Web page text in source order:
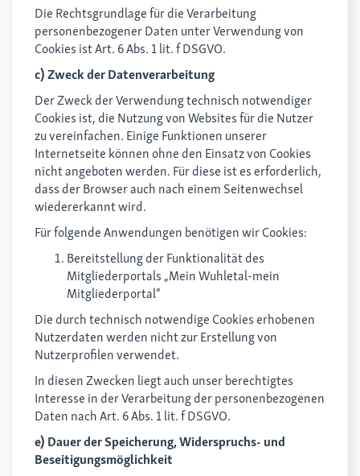
Die Rechtsgrundlage für die Verarbeitung
personenbezogener Daten unter Verwendung von
Cookies ist Art. 6 Abs. 1 lit. f DSGVO.
c) Zweck der Datenverarbeitung
Der Zweck der Verwendung technisch notwendiger
Cookies ist, die Nutzung von Websites für die Nutzer
zu vereinfachen. Einige Funktionen unserer
Internetseite können ohne den Einsatz von Cookies
nicht angeboten werden. Für diese ist es erforderlich,
dass der Browser auch nach einem Seitenwechsel
wiedererkannt wird.
Für folgende Anwendungen benötigen wir Cookies:
Bereitstellung der Funktionalität des
Mitgliederportals „Mein Wuhletal-mein
Mitgliederportal“
Die durch technisch notwendige Cookies erhobenen
Nutzerdaten werden nicht zur Erstellung von
Nutzerprofilen verwendet.
In diesen Zwecken liegt auch unser berechtigtes
Interesse in der Verarbeitung der personenbezogenen
Daten nach Art. 6 Abs. 1 lit. f DSGVO.
e) Dauer der Speicherung, Widerspruchs- und
Beseitigungsmöglichkeit